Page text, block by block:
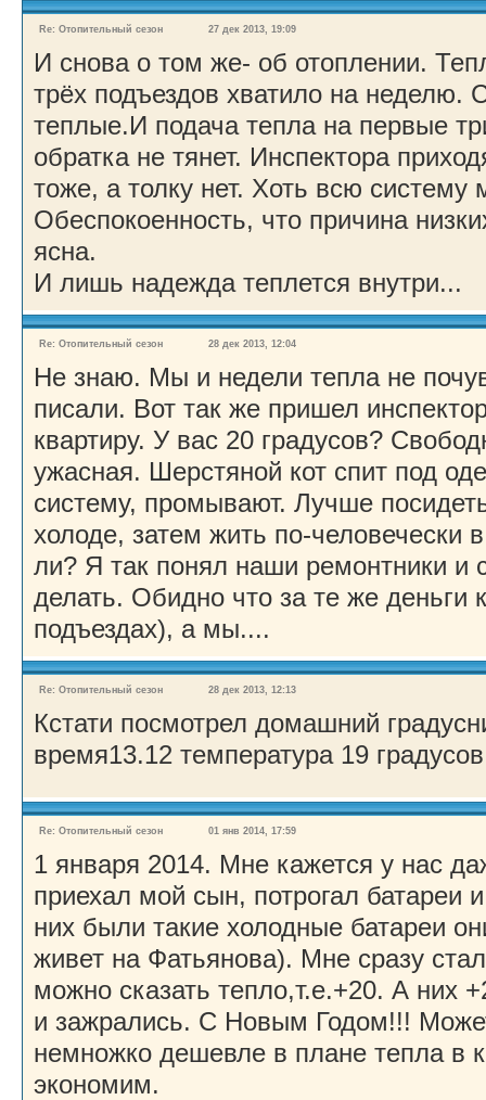
Re: Отопительный сезон 27 дек 2013, 19:09
И снова о том же- об отоплении.
трёх подъездов хватило на неделю.
теплые.И подача тепла на первые
обратка не тянет. Инспектора
тоже, а толку нет. Хоть всю
Обеспокоенность, что причина
ясна.
И лишь надежда теплется внутри...
Re: Отопительный сезон 28 дек 2013, 12:04
Не знаю. Мы и недели тепла не
писали. Вот так же пришел
квартиру. У вас 20 градусов?
ужасная. Шерстяной кот спит под
систему, промывают. Лучше
холоде, затем жить по-человечески
ли? Я так понял наши ремонтники и
делать. Обидно что за те же деньги
подъездах), а мы....
Re: Отопительный сезон 28 дек 2013, 12:13
Кстати посмотрел домашний
время13.12 температура 19
Re: Отопительный сезон 01 янв 2014, 17:59
1 января 2014. Мне кажется у нас
приехал мой сын, потрогал батареи
них были такие холодные батареи
живет на Фатьянова). Мне сразу
можно сказать тепло,т.е.+20. А них
и зажрались. С Новым Годом!!!
немножко дешевле в плане тепла в
экономим.